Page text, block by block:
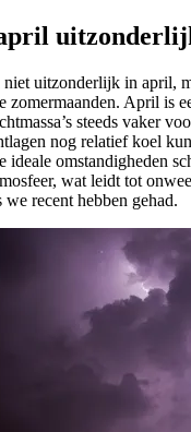
uitzonderlijk in april,
zomermaanden. April is
steeds vaker
nog relatief koel
ideale omstandigheden
wat leidt tot
recent hebben gehad.